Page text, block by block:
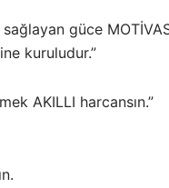
sağlayan güce
kuruludur.”
AKILLI harcansın.”